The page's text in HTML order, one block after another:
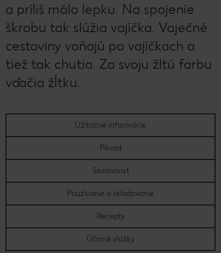
a príliš málo lepku. Na spojenie
škrobu tak slúžia vajíčka. Vaječné
cestoviny voňajú po vajíčkach a
tiež tak chutia. Za svoju žltú farbu
vďačia žĺtku.
Užitočné informácie
Pôvod
Sezónnosť
Používanie a skladovanie
Recepty
Účinné zložky